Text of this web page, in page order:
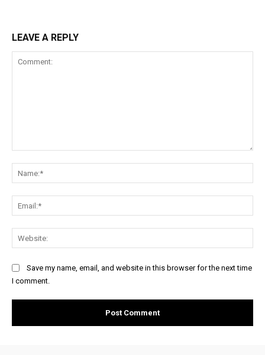
LEAVE A REPLY
Save my name, email, and website in this browser for the next time
I comment.